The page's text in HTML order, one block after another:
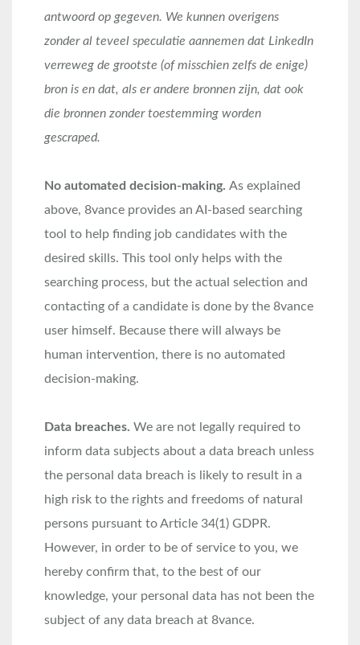
antwoord op gegeven. We kunnen overigens
zonder al teveel speculatie aannemen dat LinkedIn
verreweg de grootste (of misschien zelfs de enige)
bron is en dat, als er andere bronnen zijn, dat ook
die bronnen zonder toestemming worden
gescraped.
No automated decision-making. As explained
above, 8vance provides an AI-based searching
tool to help finding job candidates with the
desired skills. This tool only helps with the
searching process, but the actual selection and
contacting of a candidate is done by the 8vance
user himself. Because there will always be
human intervention, there is no automated
decision-making.
Data breaches. We are not legally required to
inform data subjects about a data breach unless
the personal data breach is likely to result in a
high risk to the rights and freedoms of natural
persons pursuant to Article 34(1) GDPR.
However, in order to be of service to you, we
hereby confirm that, to the best of our
knowledge, your personal data has not been the
subject of any data breach at 8vance.